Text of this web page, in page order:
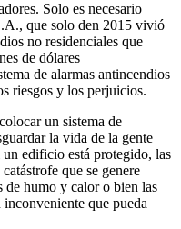
Solo es necesario
que solo den 2015 vivió
no residenciales que
de dólares
de alarmas antincendios
riesgos y los perjuicios.
un sistema de
la vida de la gente
edificio está protegido, las
que se genere
de humo y calor o bien las
inconveniente que pueda